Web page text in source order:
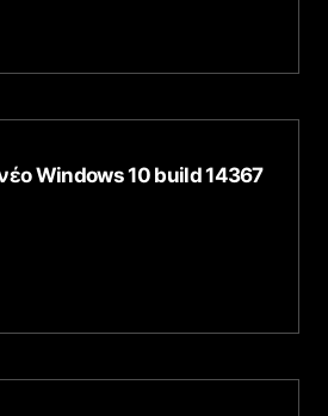
Windows 10 build 14367